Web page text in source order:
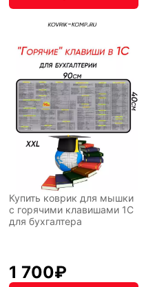
Купить коврик для мышки
с горячими клавишами 1С
для бухгалтера
1 700₽